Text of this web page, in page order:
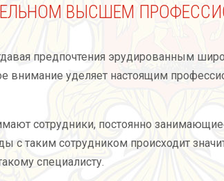
ВЫСШЕМ
предпочтения эрудированным
внимание уделяет настоящим
сотрудники, постоянно
с таким сотрудником происходит
специалисту.